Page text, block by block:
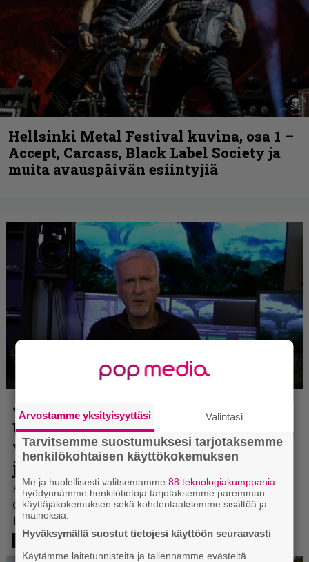
Hellsinki Metal Festival kuvina, osa 1 –
Accept, Carcass, Black Label Society ja
muita avauspäivän esiintyjiä
Arvostamme yksityisyyttäsi Valintasi
Tarvitsemme suostumuksesi tarjotaksemme
henkilökohtaisen käyttökokemuksen
Me ja huolellisesti valitsemamme88 teknologiakumppania
hyödynnämme henkilötietoja tarjotaksemme paremman
käyttäjäkokemuksen sekä kohdentaaksemme sisältöä ja
mainoksia.
Hyväksymällä suostut tietojesi käyttöön seuraavasti
Käytämme laitetunnisteita ja tallennamme evästeitä